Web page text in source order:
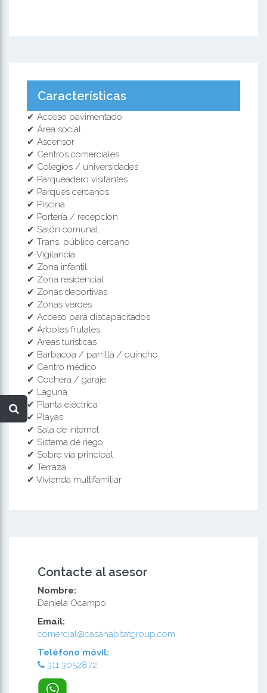
Características
✔ Acceso pavimentado
✔ Área social
✔ Ascensor
✔ Centros comerciales
✔ Colegios / universidades
✔ Parqueadero visitantes
✔ Parques cercanos
✔ Piscina
✔ Portería / recepción
✔ Salón comunal
✔ Trans. público cercano
✔ Vigilancia
✔ Zona infantil
✔ Zona residencial
✔ Zonas deportivas
✔ Zonas verdes
✔ Acceso para discapacitados
✔ Árboles frutales
✔ Áreas turísticas
✔ Barbacoa / parrilla / quincho
✔ Centro médico
✔ Cochera / garaje
✔ Laguna
✔ Planta eléctrica
✔ Playas
✔ Sala de internet
✔ Sistema de riego
✔ Sobre vía principal
✔ Terraza
✔ Vivienda multifamiliar
Contacte al asesor
Nombre:
Daniela Ocampo
Email:
comercial@casahabitatgroup.com
Teléfono móvil:
311 3052872